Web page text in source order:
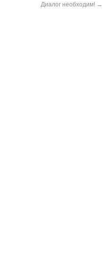
Диалог необходим! →